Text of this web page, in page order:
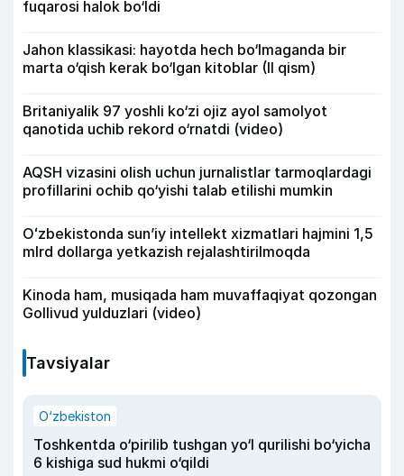
fuqarosi halok bo‘ldi
Jahon klassikasi: hayotda hech bo‘lmaganda bir
marta o‘qish kerak bo‘lgan kitoblar (II qism)
Britaniyalik 97 yoshli ko‘zi ojiz ayol samolyot
qanotida uchib rekord o‘rnatdi (video)
AQSH vizasini olish uchun jurnalistlar tarmoqlardagi
profillarini ochib qo‘yishi talab etilishi mumkin
Oʻzbekistonda sunʼiy intellekt xizmatlari hajmini 1,5
mlrd dollarga yetkazish rejalashtirilmoqda
Kinoda ham, musiqada ham muvaffaqiyat qozongan
Gollivud yulduzlari (video)
Tavsiyalar
O‘zbekiston
Toshkentda o‘pirilib tushgan yo‘l qurilishi bo‘yicha
6 kishiga sud hukmi o‘qildi